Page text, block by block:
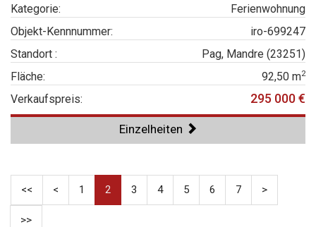
Kategorie:
Ferienwohnung
Objekt-Kennnummer:
iro-699247
Standort :
Pag, Mandre (23251)
Fläche:
92,50 m2
Verkaufspreis: 295 000 €
Einzelheiten
<< < 1 2 3 4 5 6 7 >
>>